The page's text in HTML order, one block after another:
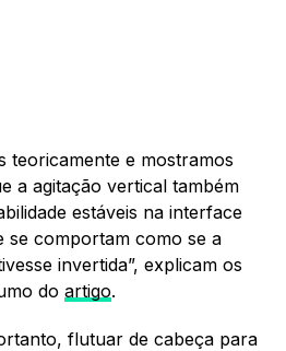
teoricamente e mostramos
a agitação vertical também
estáveis ​​na interface
se comportam como se a
invertida”, explicam os
do artigo.
flutuar de cabeça para